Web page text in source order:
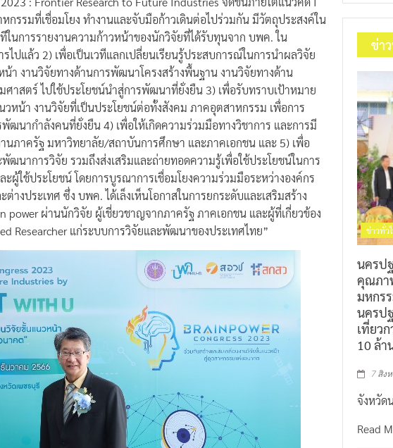
รรมที่เชื่อมโยง ทำงานและจับมือก้าวเดินต่อไปร่วมกัน มีวัตถุประสงค์ใน
ในการรายงานความก้าวหน้าของนักวิจัยที่ได้รับทุนจาก บพค. ใน
ปแล้ว 2) เพื่อเป็นเวทีแลกเปลี่ยนเรียนรู้ประสบการณ์ในการนำผลวิจัย
า งานวิจัยทางด้านการพัฒนาโครงสร้างพื้นฐาน งานวิจัยทางด้าน
สตร์ ไปใช้ประโยชน์นำสู่การพัฒนาที่ยั่งยืน 3) เพื่อรับทราบเป้าหมาย
วหน้า งานวิจัยที่เป็นประโยชน์ต่อทั้งสังคม ภาคอุตสาหกรรม เพื่อการ
นากำลังคนที่ยั่งยืน 4) เพื่อให้เกิดความร่วมมือทางวิชาการ และการมี
นภาครัฐ มหาวิทยาลัย/สถาบันการศึกษา และภาคเอกชน และ 5) เพื่อ
ฒนาการวิจัย รวมถึงส่งเสริมและถ่ายทอดความรู้เพื่อใช้ประโยชน์ในการ
ผู้ใช้ประโยชน์ โดยการบูรณาการเชื่อมโยงความร่วมมือระหว่างองค์กร
างประเทศ ซึ่ง บพค. ได้เล็งเห็นโอกาสในการยกระดับและเสริมสร้าง
ผ่านนักวิจัย ผู้เชี่ยวชาญจากภาครัฐ ภาคเอกชน และผู้ที่เกี่ยวข้อง
Researcher แก่ระบบการวิจัยและพัฒนาของประเทศไทย”
ข่า
ข่าวทั่ว
นคร
คุณภา
มหกร
นครป
เที่ยวก
10 ล้